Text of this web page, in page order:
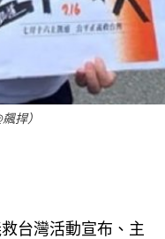
捍）
台灣活動宣布、主